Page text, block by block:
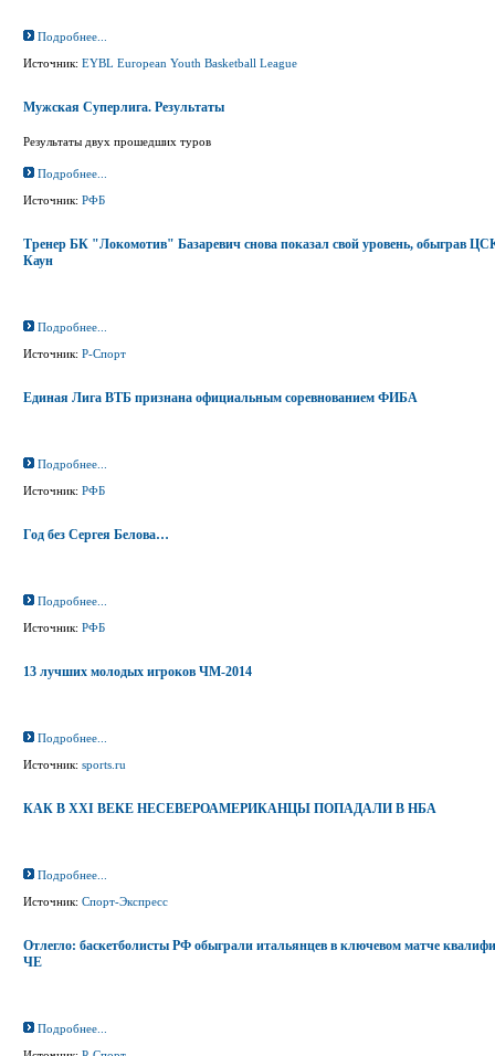
Подробнее...
Источник: EYBL European Youth Basketball League
Мужская Суперлига. Результаты
Результаты двух прошедших туров
Подробнее...
Источник: РФБ
Тренер БК "Локомотив" Базаревич снова показал свой уровень, обыграв
Каун
Подробнее...
Источник: Р-Спорт
Единая Лига ВТБ признана официальным соревнованием ФИБА
Подробнее...
Источник: РФБ
Год без Сергея Белова…
Подробнее...
Источник: РФБ
13 лучших молодых игроков ЧМ-2014
Подробнее...
Источник: sports.ru
КАК В XXI ВЕКЕ НЕСЕВЕРОАМЕРИКАНЦЫ ПОПАДАЛИ В НБА
Подробнее...
Источник: Спорт-Экспресс
Отлегло: баскетболисты РФ обыграли итальянцев в ключевом матче
ЧЕ
Подробнее...